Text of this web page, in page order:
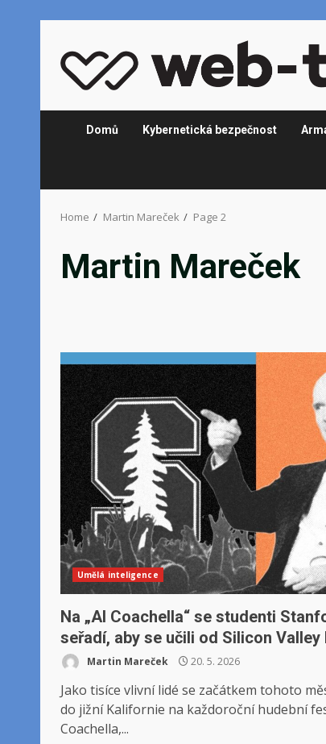
content
Domů Kybernetická bezpečnost
Home Martin Mareček Page 2
Martin Mareček
Umělá inteligence
Na „AI Coachella“ se studenti
seřadí, aby se učili od Silicon Valley
Martin Mareček 20. 5. 2026
Jako tisíce vlivní lidé se začátkem tohoto
do jižní Kalifornie na každoroční hudební
Coachella,...